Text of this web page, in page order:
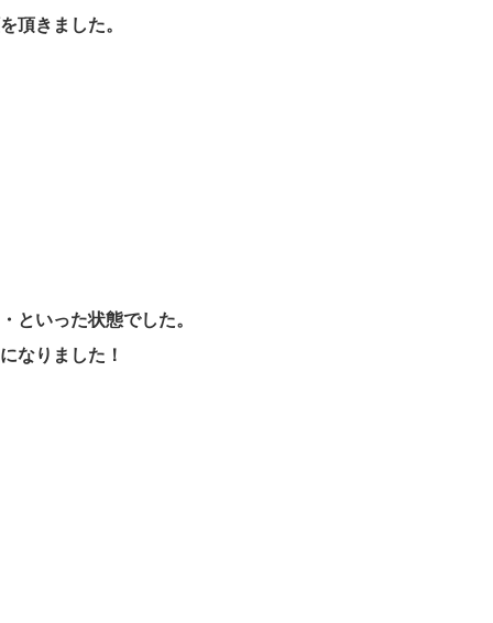
頂きました。
といった状態でした。
なりました！